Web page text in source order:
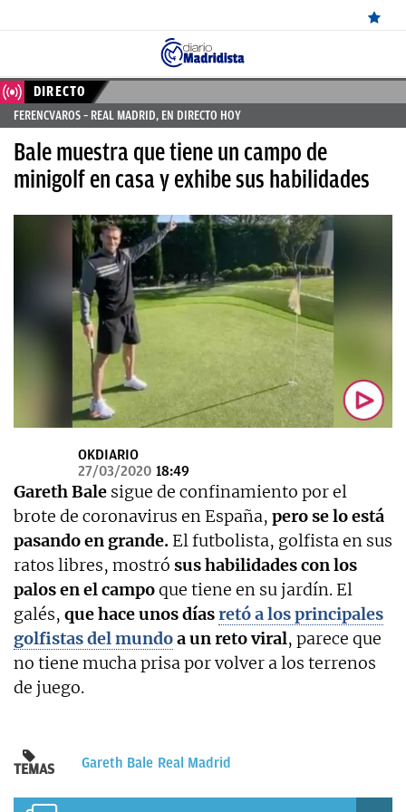
ÚLTIMAS
NOTICIAS
REAL
MADRID
BALONCESTO
CANTERA
FICHAJES
PAPARAZZI
OKDIARIO
DIRECTO
FERENCVAROS – REAL MADRID, EN DIRECTO HOY
Bale muestra que tiene un campo de
minigolf en casa y exhibe sus habilidades
OKDIARIO
27/03/2020 18:49
Gareth Bale sigue de confinamiento por el
brote de coronavirus en España, pero se lo está
pasando en grande. El futbolista, golfista en sus
ratos libres, mostró sus habilidades con los
palos en el campoque tiene en su jardín. El
galés, que hace unos díasretó a los principales
golfistas del mundoa un reto viral, parece que
no tiene mucha prisa por volver a los terrenos
de juego.
TEMAS Gareth Bale Real Madrid